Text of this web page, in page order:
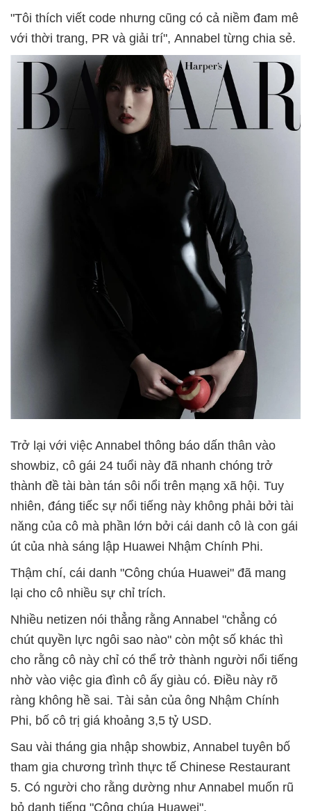
"Tôi thích viết code nhưng cũng có cả niềm đam mê
với thời trang, PR và giải trí", Annabel từng chia sẻ.
Trở lại với việc Annabel thông báo dấn thân vào
showbiz, cô gái 24 tuổi này đã nhanh chóng trở
thành đề tài bàn tán sôi nổi trên mạng xã hội. Tuy
nhiên, đáng tiếc sự nổi tiếng này không phải bởi tài
năng của cô mà phần lớn bởi cái danh cô là con gái
út của nhà sáng lập Huawei Nhậm Chính Phi.
Thậm chí, cái danh "Công chúa Huawei" đã mang
lại cho cô nhiều sự chỉ trích.
Nhiều netizen nói thẳng rằng Annabel "chẳng có
chút quyền lực ngôi sao nào" còn một số khác thì
cho rằng cô này chỉ có thể trở thành người nổi tiếng
nhờ vào việc gia đình cô ấy giàu có. Điều này rõ
ràng không hề sai. Tài sản của ông Nhậm Chính
Phi, bố cô trị giá khoảng 3,5 tỷ USD.
Sau vài tháng gia nhập showbiz, Annabel tuyên bố
tham gia chương trình thực tế Chinese Restaurant
5. Có người cho rằng dường như Annabel muốn rũ
bỏ danh tiếng "Công chúa Huawei".